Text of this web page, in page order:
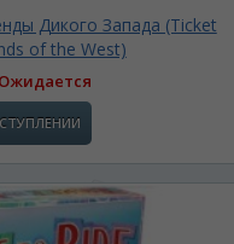
Дикого Запада (Ticket
of the West)
Ожидается